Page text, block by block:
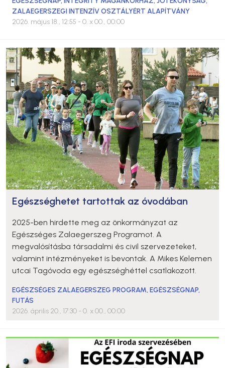
ZALAEGERSZEGI INTENZÍV OSZTÁLYÉRT ALAPÍTVÁNY
2026. május 18., 12:55 - 0. x 00., 00:00
Egészséghetet tartottak az óvodában
2025-ben hirdette meg az önkormányzat az
Egészséges Zalaegerszeg Programot. A
megvalósításba társadalmi és civil szervezeteket,
valamint intézményeket is bevontak. A Mikes Kelemen
utcai Tagóvoda egy egészséghéttel csatlakozott.
EGÉSZSÉGES ZALAEGERSZEG PROGRAM,EGÉSZSÉGNAP,
FUTÁS
2026. április 20., 17:30 - 0. x 00., 00:00